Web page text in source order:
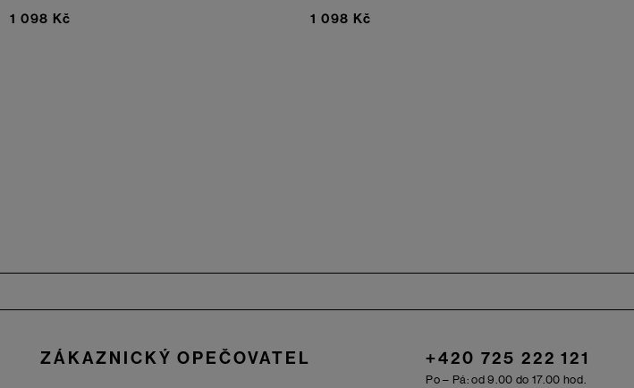
1 098 Kč 1 098 Kč
ZÁKAZNICKÝ OPEČOVATEL +420 725 222 121
Po – Pá: od 9.00 do 17.00 hod.